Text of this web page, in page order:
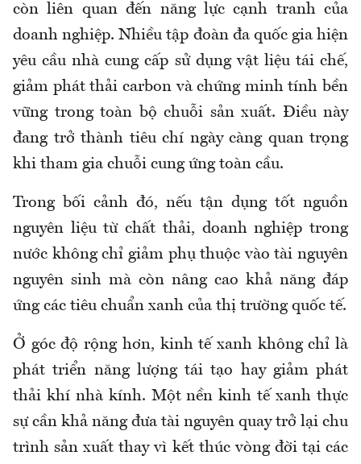
còn liên quan đến năng lực cạnh tranh của
doanh nghiệp. Nhiều tập đoàn đa quốc gia hiện
yêu cầu nhà cung cấp sử dụng vật liệu tái chế,
giảm phát thải carbon và chứng minh tính bền
vững trong toàn bộ chuỗi sản xuất. Điều này
đang trở thành tiêu chí ngày càng quan trọng
khi tham gia chuỗi cung ứng toàn cầu.
Trong bối cảnh đó, nếu tận dụng tốt nguồn
nguyên liệu từ chất thải, doanh nghiệp trong
nước không chỉ giảm phụ thuộc vào tài nguyên
nguyên sinh mà còn nâng cao khả năng đáp
ứng các tiêu chuẩn xanh của thị trường quốc tế.
Ở góc độ rộng hơn, kinh tế xanh không chỉ là
phát triển năng lượng tái tạo hay giảm phát
thải khí nhà kính. Một nền kinh tế xanh thực
sự cần khả năng đưa tài nguyên quay trở lại chu
trình sản xuất thay vì kết thúc vòng đời tại các